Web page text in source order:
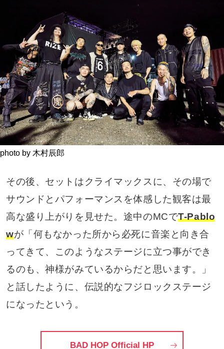
photo by 木村辰郎
その後、セットはクライマックスに、その場で
サウンドとパフォーマンスを体感した観客は最
高な盛り上がりを見せた。途中のMCでT-Pablo
wが「何もなかった所から必死に音楽と向き合
ってきて、このようなステージに立つ事ができ
るのも、神様がみているからだと思います。」
と話したように、伝説的なフジロックステージ
になったという。
BAD HOP Official HP